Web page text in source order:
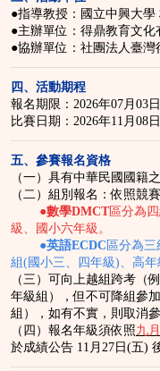
●指導教授：國立中興大學
●主辦單位：得鼎教育文化
●協辦單位：社團法人臺
四、活動期程
報名期限： 2026年07月03
比賽日期： 2026年11月08
五、參賽報名資格
（一）具有中華民國國籍
（二）組別報名：依照競
●數學DMCT區分為
級、國小六年級。
●英語ECDC 區分為
組(國小三、四年級)、高年
（三）可向上越組跨考（
年級組），但不可降組參
組），如有不實，則取消參
（四）報名年級須依照九
於成績公告 11月27日(五)